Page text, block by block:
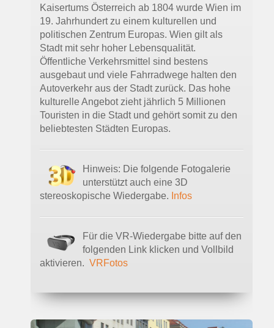
Kaisertums Österreich ab 1804 wurde Wien im
19. Jahrhundert zu einem kulturellen und
politischen Zentrum Europas. Wien gilt als
Stadt mit sehr hoher Lebensqualität.
Öffentliche Verkehrsmittel sind bestens
ausgebaut und viele Fahrradwege halten den
Autoverkehr aus der Stadt zurück. Das hohe
kulturelle Angebot zieht jährlich 5 Millionen
Touristen in die Stadt und gehört somit zu den
beliebtesten Städten Europas.
Hinweis: Die folgende Fotogalerie
unterstützt auch eine 3D
stereoskopische Wiedergabe. Infos
Für die VR-Wiedergabe bitte auf den
folgenden Link klicken und Vollbild
aktivieren. VRFotos